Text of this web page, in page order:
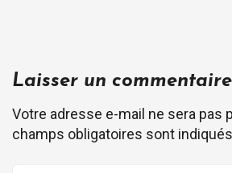
Laisser un commentaire
Votre adresse e-mail ne sera pas
champs obligatoires sont